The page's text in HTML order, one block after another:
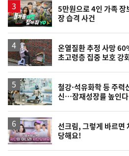
영
상
5만원으로 4인 가족 장
장 습격 사건
온열질환 추정 사망
초고령층 집중 보호 강
철강·석유화학 등 주력
신…잠재성장률 높인다
영
상
선크림, 그렇게 바르면
당해요!